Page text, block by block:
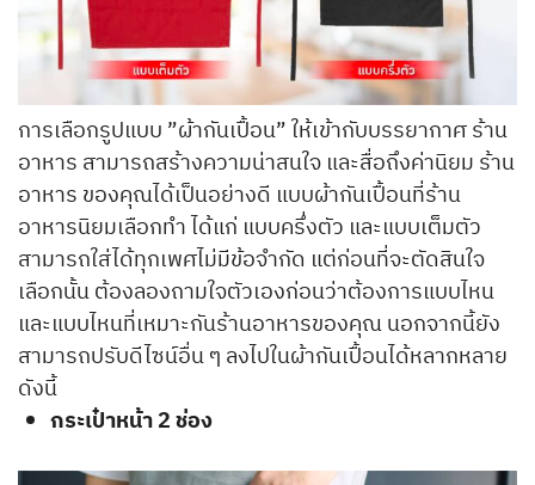
การเลือกรูปแบบ ”ผ้ากันเปื้อน” ให้เข้ากับบรรยากาศ ร้าน
อาหาร สามารถสร้างความน่าสนใจ และสื่อถึงค่านิยม ร้าน
อาหาร ของคุณได้เป็นอย่างดี แบบผ้ากันเปื้อนที่ร้าน
อาหารนิยมเลือกทำ ได้แก่ แบบครึ่งตัว และแบบเต็มตัว
สามารถใส่ได้ทุกเพศไม่มีข้อจำกัด แต่ก่อนที่จะตัดสินใจ
เลือกนั้น ต้องลองถามใจตัวเองก่อนว่าต้องการแบบไหน
และแบบไหนที่เหมาะกันร้านอาหารของคุณ นอกจากนี้ยัง
สามารถปรับดีไซน์อื่น ๆ ลงไปในผ้ากันเปื้อนได้หลากหลาย
ดังนี้
กระเป๋าหน้า 2 ช่อง